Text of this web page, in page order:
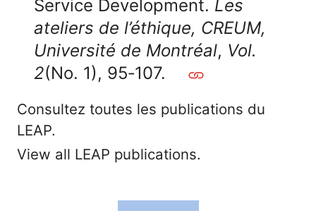
Service Development. Les
ateliers de l’éthique, CREUM,
Université de Montréal, Vol.
2(No. 1), 95‑107.
Consultez toutes les publications du
LEAP.
View all LEAP publications.